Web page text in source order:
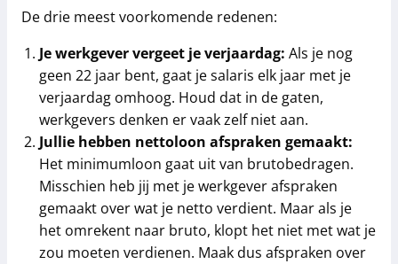
De drie meest voorkomende redenen:
Je werkgever vergeet je verjaardag: Als je nog
geen 22 jaar bent, gaat je salaris elk jaar met je
verjaardag omhoog. Houd dat in de gaten,
werkgevers denken er vaak zelf niet aan.
Jullie hebben nettoloon afspraken gemaakt:
Het minimumloon gaat uit van brutobedragen.
Misschien heb jij met je werkgever afspraken
gemaakt over wat je netto verdient. Maar als je
het omrekent naar bruto, klopt het niet met wat je
zou moeten verdienen. Maak dus afspraken over